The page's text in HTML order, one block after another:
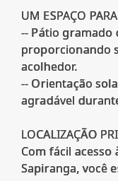
UM ESPAÇO
-- Pátio gramado
proporcionando
acolhedor.
-- Orientação
agradável
LOCALIZAÇÃO
Com fácil acesso
Sapiranga, você